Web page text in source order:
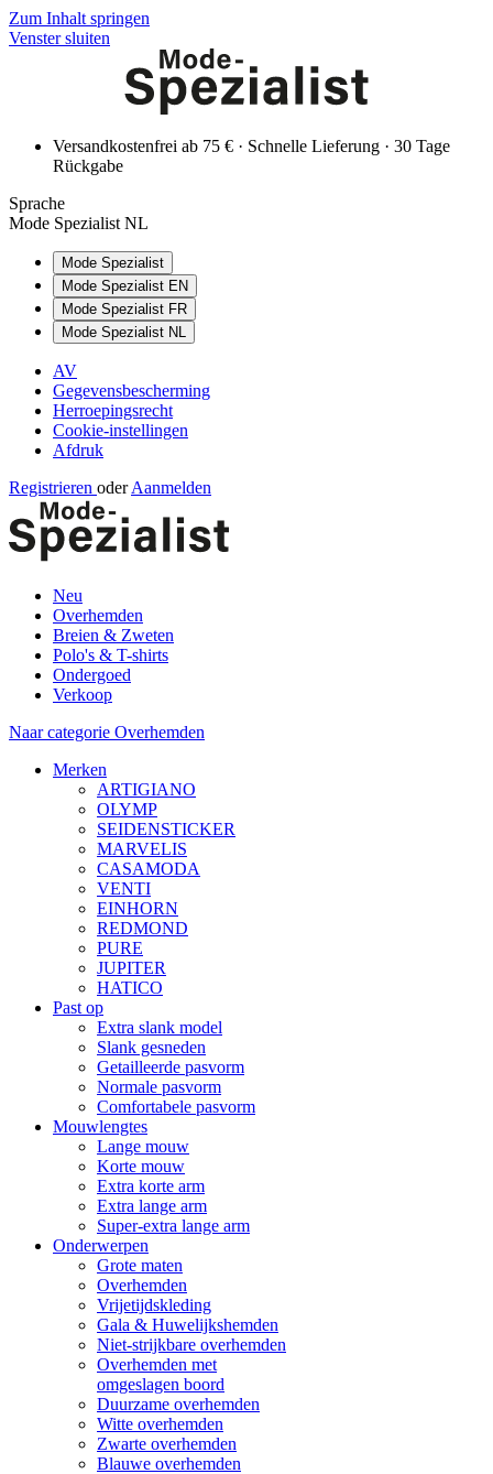
Zum Inhalt springen
Venster sluiten
Versandkostenfrei ab 75 € · Schnelle Lieferung · 30 Tage
Rückgabe
Sprache
Mode Spezialist NL
Mode Spezialist
Mode Spezialist EN
Mode Spezialist FR
Mode Spezialist NL
AV
Gegevensbescherming
Herroepingsrecht
Cookie-instellingen
Afdruk
Registrieren oder Aanmelden
Neu
Overhemden
Breien & Zweten
Polo's & T-shirts
Ondergoed
Verkoop
Naar categorie Overhemden
Merken
ARTIGIANO
OLYMP
SEIDENSTICKER
MARVELIS
CASAMODA
VENTI
EINHORN
REDMOND
PURE
JUPITER
HATICO
Past op
Extra slank model
Slank gesneden
Getailleerde pasvorm
Normale pasvorm
Comfortabele pasvorm
Mouwlengtes
Lange mouw
Korte mouw
Extra korte arm
Extra lange arm
Super-extra lange arm
Onderwerpen
Grote maten
Overhemden
Vrijetijdskleding
Gala & Huwelijkshemden
Niet-strijkbare overhemden
Overhemden met
omgeslagen boord
Duurzame overhemden
Witte overhemden
Zwarte overhemden
Blauwe overhemden